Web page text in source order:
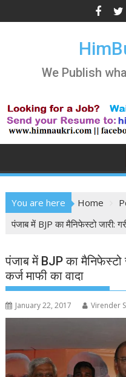
to
We Publish
You are here Home
पंजाब में BJP का मैनिफेस्टो जारी:
पंजाब में BJP का मैनिफेस्टो
कर्ज माफी का वादा
January 22, 2017 Virender